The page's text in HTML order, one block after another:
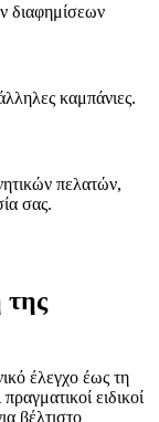
διαφημίσεων
καμπάνιες.
πελατών,
σας.
της
έλεγχο έως τη
ειδικοί
βέλτιστο